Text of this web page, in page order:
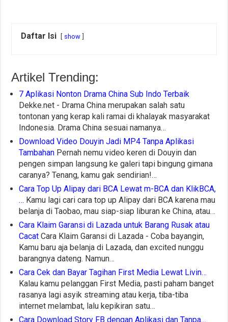
Daftar Isi show
Artikel Trending:
7 Aplikasi Nonton Drama China Sub Indo Terbaik
Dekke.net - Drama China merupakan salah satu
tontonan yang kerap kali ramai di khalayak masyarakat
Indonesia. Drama China sesuai namanya…
Download Video Douyin Jadi MP4 Tanpa Aplikasi
Tambahan Pernah nemu video keren di Douyin dan
pengen simpan langsung ke galeri tapi bingung gimana
caranya? Tenang, kamu gak sendirian!…
Cara Top Up Alipay dari BCA Lewat m-BCA dan KlikBCA,
… Kamu lagi cari cara top up Alipay dari BCA karena mau
belanja di Taobao, mau siap-siap liburan ke China, atau…
Cara Klaim Garansi di Lazada untuk Barang Rusak atau
Cacat Cara Klaim Garansi di Lazada - Coba bayangin,
Kamu baru aja belanja di Lazada, dan excited nunggu
barangnya dateng. Namun…
Cara Cek dan Bayar Tagihan First Media Lewat Livin…
Kalau kamu pelanggan First Media, pasti paham banget
rasanya lagi asyik streaming atau kerja, tiba-tiba
internet melambat, lalu kepikiran satu…
Cara Download Story FB dengan Aplikasi dan Tanpa…